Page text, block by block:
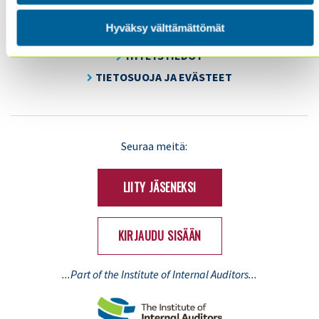
Hyväksy välttämättömät
AJANKOHTAISTA
YHDISTYS
YHTEYSTIEDOT
TIETOSUOJA JA EVÄSTEET
Seuraa meitä:
LIITY JÄSENEKSI
KIRJAUDU SISÄÄN
...Part of the Institute of Internal Auditors...